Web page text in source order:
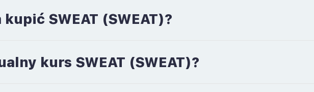
SWEAT (SWEAT)?
kurs SWEAT (SWEAT)?